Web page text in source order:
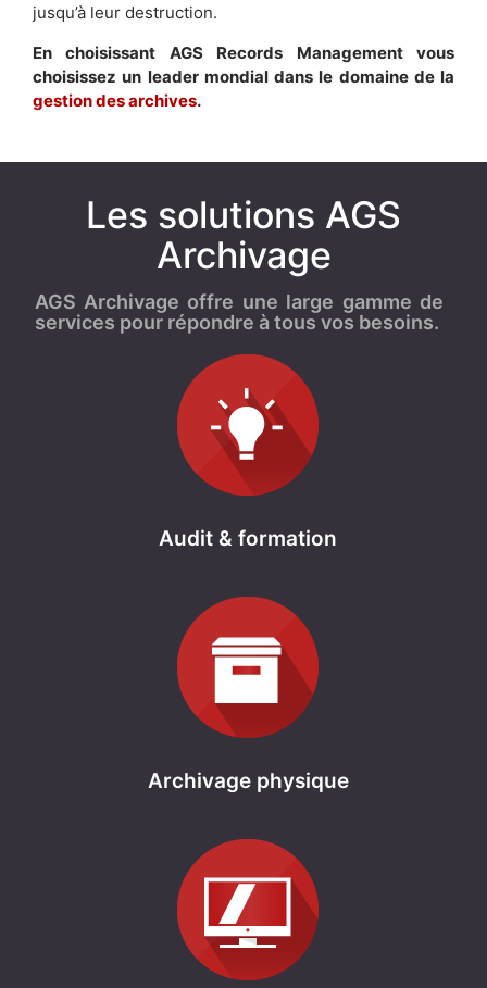
jusqu’à leur destruction.
En choisissant AGS Records Management vous
choisissez un leader mondial dans le domaine de la
gestion des archives.
Les solutions AGS
Archivage
AGS Archivage offre une large gamme de
services pour répondre à tous vos besoins.
Audit & formation
Archivage physique